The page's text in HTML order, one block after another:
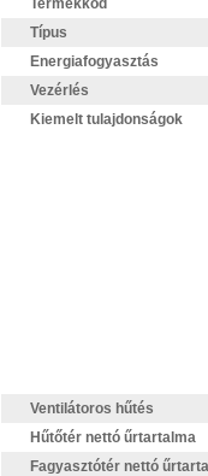
Termékkód
Típus
Energiafogyasztás
Vezérlés
Kiemelt tulajdonságok
Ventilátoros hűtés
Hűtőtér nettó űrtartalma
Fagyasztótér nettó